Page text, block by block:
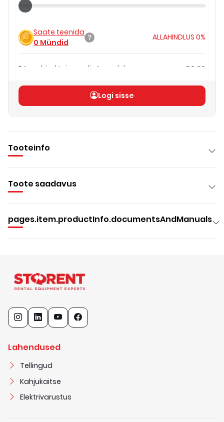
Saate teenida
0 Mündid
ALLAHINDLUS 0%
Päevahind teie rendipäevadele €0.00
ilma KM-ta)Logi sisse
Tooteinfo
Toote saadavus
pages.item.productInfo.documentsAndManuals
Lahendused
Tellingud
Kahjukaitse
Elektrivarustus